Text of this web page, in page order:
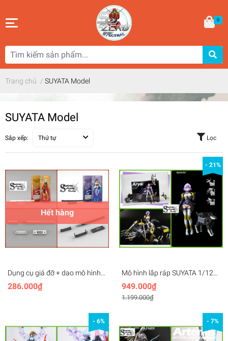
0
Trang chủ / SUYATA Model
SUYATA Model
Sắp xếp: Thứ tự Lọc
Hết hàng
Dụng cụ giá đỡ + dao mô hình
kĩ thuật Suyata CT001-002 +
10 blade model Pen Knife
286.000₫
- 21%
Mô hình lắp ráp SUYATA 1/12
Arya Machine Hunter Poem
HP001 Pretty Armor Girl
949.000₫
1.199.000₫
- 6% - 7%